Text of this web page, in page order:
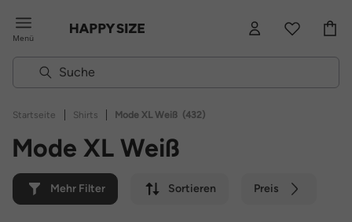
Menü
Startseite | Shirts | Mode XL Weiß (432)
Mode XL Weiß
Mehr Filter Sortieren Preis